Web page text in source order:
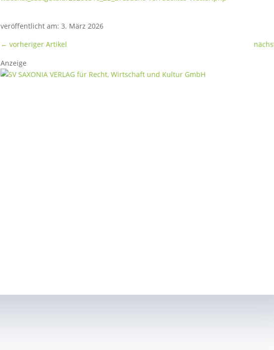
veröffentlicht am: 3. März 2026
← vorheriger Artikel
Anzeige